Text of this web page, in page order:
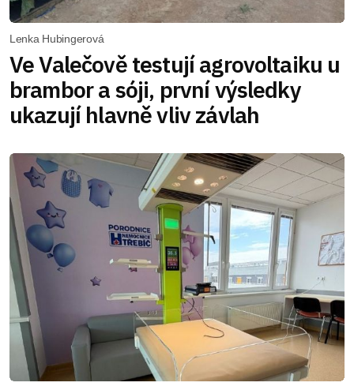
Lenka Hubingerová
Ve Valečově testují agrovoltaiku u
brambor a sóji, první výsledky
ukazují hlavně vliv závlah